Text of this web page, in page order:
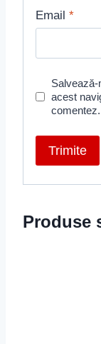
Email *
acest
comentez.
Produse